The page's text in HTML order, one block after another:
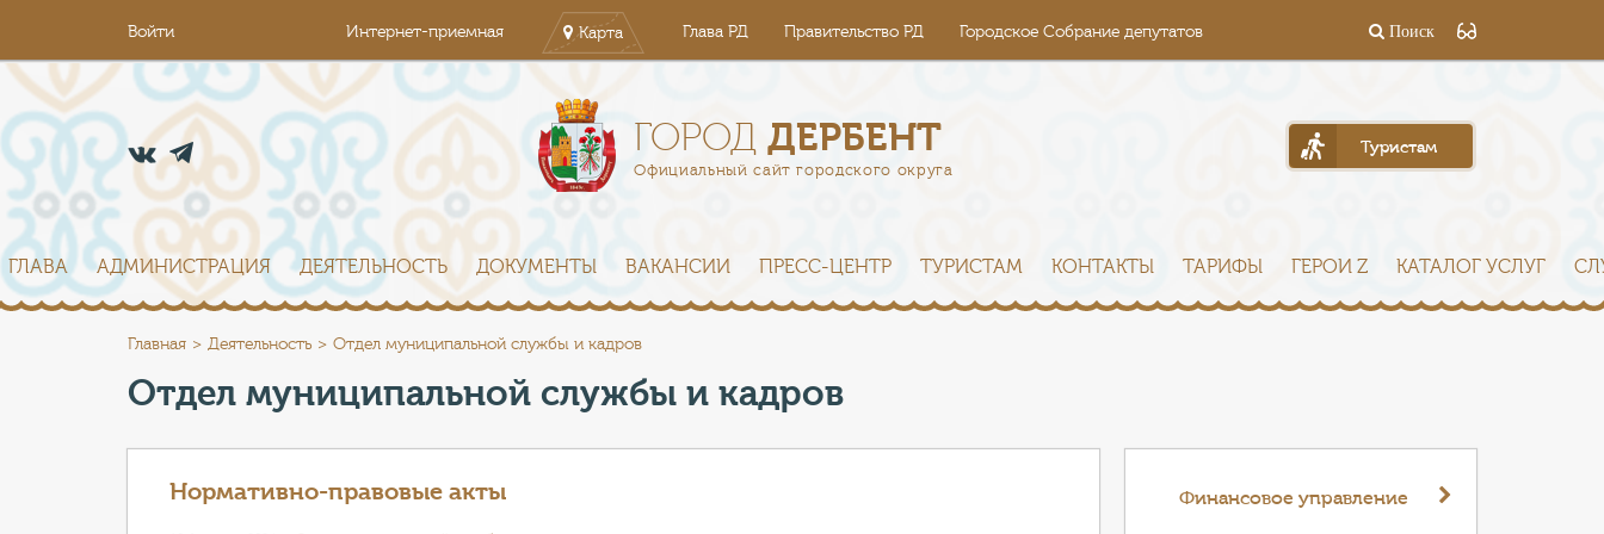
Войти Интернет-приемная Карта Глава РД Правительство РД Городское Собрание депутатов Поиск
ГОРОДДЕРБЕНТ
Официальный сайт городского округа
Туристам
ГЛАВА АДМИНИСТРАЦИЯ ДЕЯТЕЛЬНОСТЬ ДОКУМЕНТЫ ВАКАНСИИ ПРЕСС-ЦЕНТР ТУРИСТАМ КОНТАКТЫ ТАРИФЫ ГЕРОИ Z КАТАЛОГ УСЛУГ
Главная Деятельность Отдел муниципальной службы и кадров
Отдел муниципальной службы и кадров
Нормативно-правовые акты Финансовое управление